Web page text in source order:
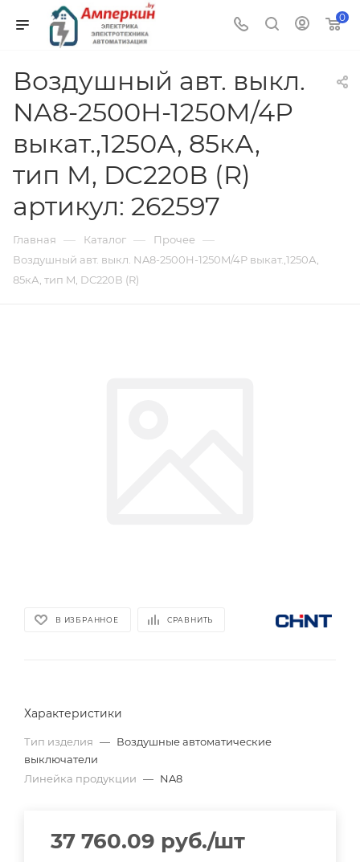
0
Воздушный авт. выкл.
NA8-2500H-1250M/4P
выкат.,1250А, 85кА,
тип M, DC220В (R)
артикул: 262597
Главная — Каталог — Прочее —
Воздушный авт. выкл. NA8-2500H-1250M/4P выкат.,1250А,
85кА, тип M, DC220В (R)
В ИЗБРАННОЕ СРАВНИТЬ
Характеристики
Тип изделия — Воздушные автоматические
выключатели
Линейка продукции — NA8
37 760.09 руб./шт